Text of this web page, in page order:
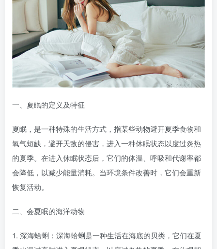
一、夏眠的定义及特征
夏眠，是一种特殊的生活方式，指某些动物避开夏季食物和
氧气短缺，避开天敌的侵害，进入一种休眠状态以度过炎热
的夏季。在进入休眠状态后，它们的体温、呼吸和代谢率都
会降低，以减少能量消耗。当环境条件改善时，它们会重新
恢复活动。
二、会夏眠的海洋动物
1. 深海蛤蜊：深海蛤蜊是一种生活在海底的贝类，它们在夏